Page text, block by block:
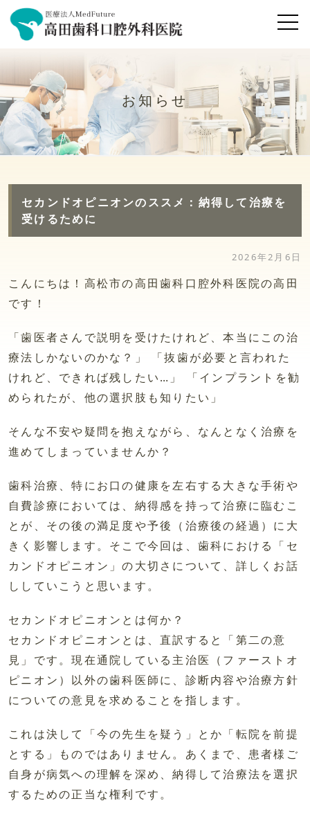
お知らせ
セカンドオピニオンのススメ：納得して治療を
受けるために
2026年2月6日
こんにちは！高松市の高田歯科口腔外科医院の高田
です！
「歯医者さんで説明を受けたけれど、本当にこの治
療法しかないのかな？」 「抜歯が必要と言われた
けれど、できれば残したい…」 「インプラントを勧
められたが、他の選択肢も知りたい」
そんな不安や疑問を抱えながら、なんとなく治療を
進めてしまっていませんか？
歯科治療、特にお口の健康を左右する大きな手術や
自費診療においては、納得感を持って治療に臨むこ
とが、その後の満足度や予後（治療後の経過）に大
きく影響します。そこで今回は、歯科における「セ
カンドオピニオン」の大切さについて、詳しくお話
ししていこうと思います。
セカンドオピニオンとは何か？
セカンドオピニオンとは、直訳すると「第二の意
見」です。現在通院している主治医（ファーストオ
ピニオン）以外の歯科医師に、診断内容や治療方針
についての意見を求めることを指します。
これは決して「今の先生を疑う」とか「転院を前提
とする」ものではありません。あくまで、患者様ご
自身が病気への理解を深め、納得して治療法を選択
するための正当な権利です。